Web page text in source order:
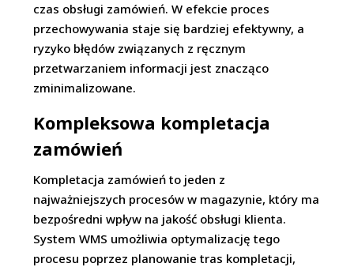
czas obsługi zamówień. W efekcie proces
przechowywania staje się bardziej efektywny, a
ryzyko błędów związanych z ręcznym
przetwarzaniem informacji jest znacząco
zminimalizowane.
Kompleksowa kompletacja
zamówień
Kompletacja zamówień to jeden z
najważniejszych procesów w magazynie, który ma
bezpośredni wpływ na jakość obsługi klienta.
System WMS umożliwia optymalizację tego
procesu poprzez planowanie tras kompletacji,